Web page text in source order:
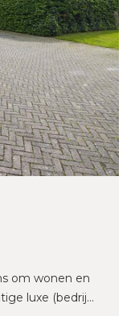
om wonen en
luxe (bedrij...